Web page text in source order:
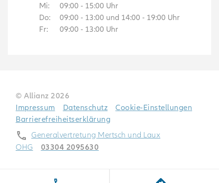
Mi: 09:00 - 15:00 Uhr
Do: 09:00 - 13:00 und 14:00 - 19:00 Uhr
Fr: 09:00 - 13:00 Uhr
© Allianz 2026
Impressum
Datenschutz
Cookie-Einstellungen
Barrierefreiheitserklärung
Generalvertretung Mertsch und Laux
OHG
03304 2095630